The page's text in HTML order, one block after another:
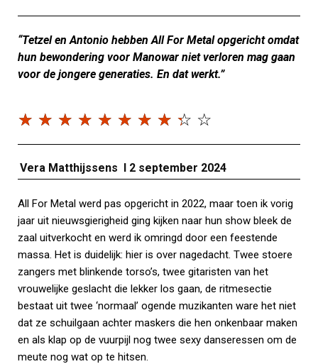
“Tetzel en Antonio hebben All For Metal opgericht omdat
hun bewondering voor Manowar niet verloren mag gaan
voor de jongere generaties. En dat werkt.”
☆ ☆ ☆ ☆ ☆ ☆ ☆ ☆ ☆ ☆
Vera Matthijssens I 2 september 2024
All For Metal werd pas opgericht in 2022, maar toen ik vorig
jaar uit nieuwsgierigheid ging kijken naar hun show bleek de
zaal uitverkocht en werd ik omringd door een feestende
massa. Het is duidelijk: hier is over nagedacht. Twee stoere
zangers met blinkende torso’s, twee gitaristen van het
vrouwelijke geslacht die lekker los gaan, de ritmesectie
bestaat uit twee ‘normaal’ ogende muzikanten ware het niet
dat ze schuilgaan achter maskers die hen onkenbaar maken
en als klap op de vuurpijl nog twee sexy danseressen om de
meute nog wat op te hitsen.